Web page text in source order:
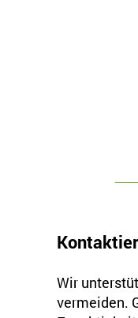
Wir
vermeiden.